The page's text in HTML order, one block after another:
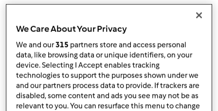
Ingredientes
Papas de aveia clássicas
25gflocos de aveia
200g leite
1colher de chá rasa mel
We Care About Your Privacy
We and our315 partners store and access personal
data, like browsing data or unique identifiers, on your
device. Selecting I Accept enables tracking
technologies to support the purposes shown under we
and our partners process data to provide. If trackers are
disabled, some content and ads you see may not be as
relevant to you. You can resurface this menu to change